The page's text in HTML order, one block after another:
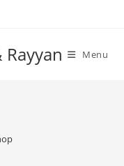
Rayyan Menu